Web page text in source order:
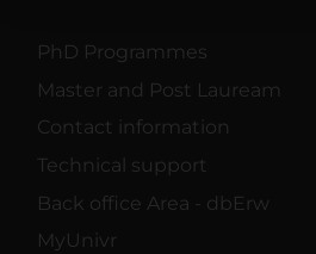
PhD Programmes
Master and Post Lauream
Contact information
Technical support
Back office Area - dbErw
MyUnivr